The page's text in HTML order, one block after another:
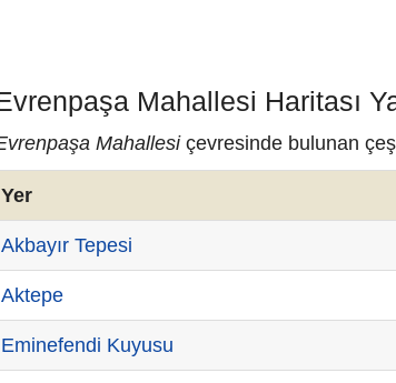
Mahallesi Haritası
Mahallesiçevresinde bulunan
Yer
Akbayır Tepesi
Aktepe
Eminefendi Kuyusu